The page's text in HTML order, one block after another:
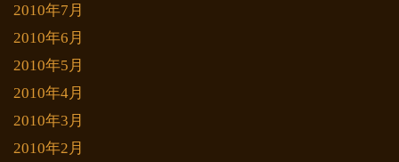
2010年7月
2010年6月
2010年5月
2010年4月
2010年3月
2010年2月